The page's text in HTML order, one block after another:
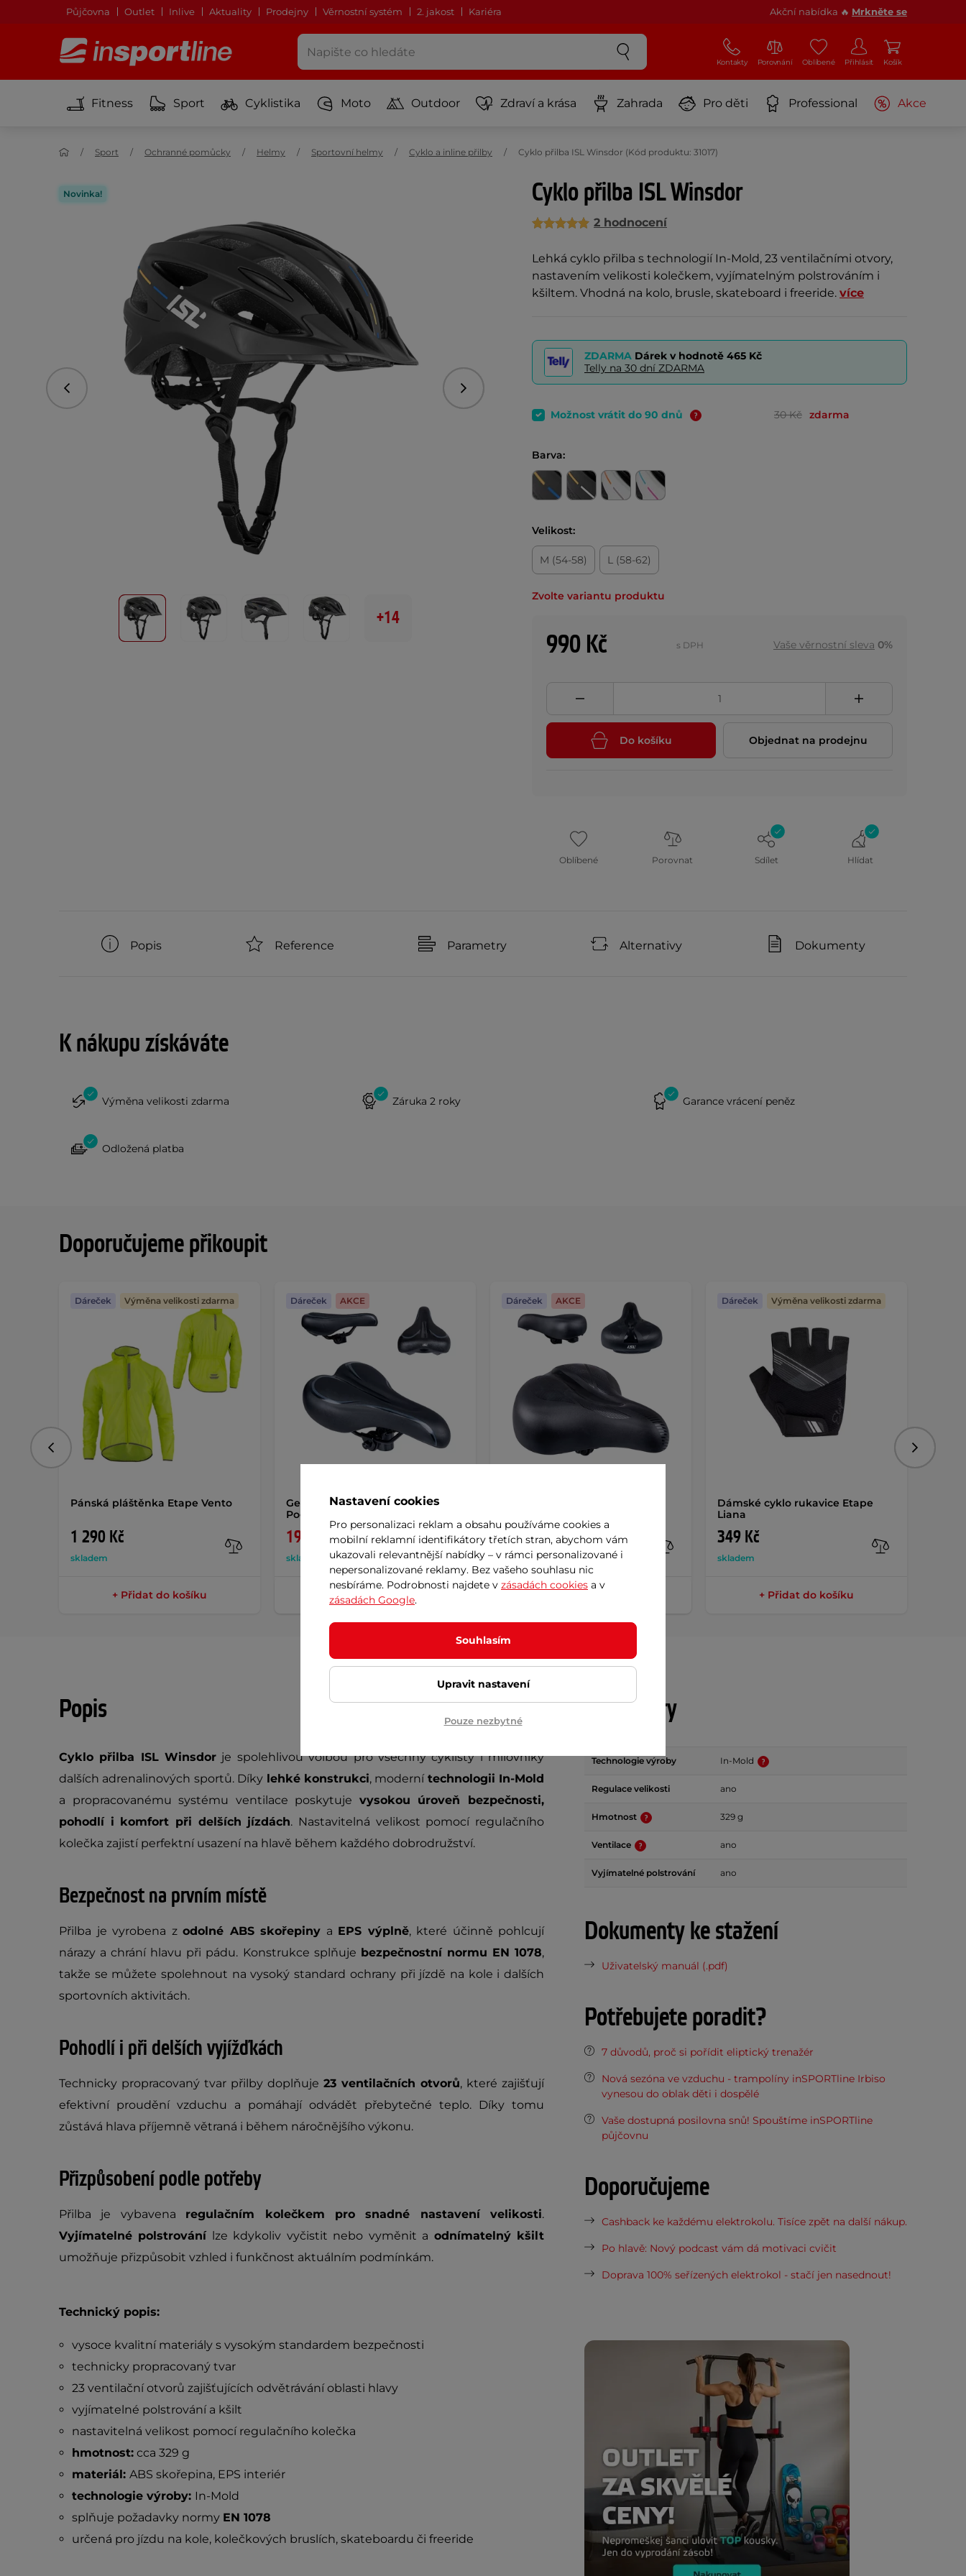
Půjčovna Outlet Inlive Aktuality Prodejny Věrnostní systém 2. jakost Kariéra Akční nabídka 🔥 Mrkněte se
Kontakty Porovnání Oblíbené Přihlásit Košík
Fitness Sport Cyklistika Moto Outdoor Zdraví a krása Zahrada Pro děti Professional Akce
Sport Ochranné pomůcky Helmy Sportovní helmy Cyklo a inline přilby Cyklo přilba ISL Winsdor (Kód produktu: 31017)
Cyklo přilba ISL Winsdor
2 hodnocení
Lehká cyklo přilba s technologií In-Mold, 23 ventilačními otvory,
nastavením velikosti kolečkem, vyjímatelným polstrováním i
kšiltem. Vhodná na kolo, brusle, skateboard i freeride. více
Novinka!
Předchozí Následující
+14
ZDARMA Dárek v hodnotě 465 Kč
Telly na 30 dní ZDARMA
Možnost vrátit do 90 dnů 30 Kč zdarma
Barva:
Velikost:
M (54-58) L (58-62)
Zvolte variantu produktu
990 Kč s DPH Vaše věrnostní sleva 0%
Do košíku Objednat na prodejnu
Oblíbené Porovnat Sdílet Hlídat
Popis Reference Parametry Alternativy Dokumenty
K nákupu získáváte
Výměna velikosti zdarma Záruka 2 roky Garance vrácení peněz
Odložená platba
Doporučujeme přikoupit
Pánská pláštěnka Etape Vento
1 290 Kč
skladem
Dáreček Výměna velikosti zdarma
+ Přidat do košíku
Gelové sedlo inSPORTline ISL
Pogata 16 cm
199 Kč 389 Kč
skladem
Dáreček AKCE
+ Přidat do košíku
289 Kč 489 Kč
skladem
Dáreček AKCE
Dámské cyklo rukavice Etape
Liana
349 Kč
skladem
Dáreček Výměna velikosti zdarma
+ Přidat do košíku
Předchozí
Popis
Cyklo přilba ISL Winsdor je spolehlivou volbou pro všechny cyklisty i milovníky
dalších adrenalinových sportů. Díky lehké konstrukci, moderní technologii In-Mold
a propracovanému systému ventilace poskytuje vysokou úroveň bezpečnosti,
pohodlí i komfort při delších jízdách. Nastavitelná velikost pomocí regulačního
kolečka zajistí perfektní usazení na hlavě během každého dobrodružství.
Bezpečnost na prvním místě
Přilba je vyrobena z odolné ABS skořepiny a EPS výplně, které účinně pohlcují
nárazy a chrání hlavu při pádu. Konstrukce splňuje bezpečnostní normu EN 1078,
takže se můžete spolehnout na vysoký standard ochrany při jízdě na kole i dalších
sportovních aktivitách.
Pohodlí i při delších vyjížďkách
Technicky propracovaný tvar přilby doplňuje 23 ventilačních otvorů, které zajišťují
efektivní proudění vzduchu a pomáhají odvádět přebytečné teplo. Díky tomu
zůstává hlava příjemně větraná i během náročnějšího výkonu.
Přizpůsobení podle potřeby
Přilba je vybavena regulačním kolečkem pro snadné nastavení velikosti.
Vyjímatelné polstrovánílze kdykoliv vyčistit nebo vyměnit a odnímatelný kšilt
umožňuje přizpůsobit vzhled i funkčnost aktuálním podmínkám.
Technický popis:
vysoce kvalitní materiály s vysokým standardem bezpečnosti
technicky propracovaný tvar
23 ventilační otvorů zajišťujících odvětrávání oblasti hlavy
vyjímatelné polstrování a kšilt
nastavitelná velikost pomocí regulačního kolečka
hmotnost:cca 329 g
materiál: ABS skořepina, EPS interiér
technologie výroby: In-Mold
splňuje požadavky normy EN 1078
určená pro jízdu na kole, kolečkových bruslích, skateboardu či freeride
Parametry
Technologie výroby In-Mold
Regulace velikosti ano
Hmotnost 329 g
Ventilace ano
Vyjímatelné polstrování ano
Dokumenty ke stažení
Uživatelský manuál (.pdf)
Potřebujete poradit?
7 důvodů, proč si pořídit eliptický trenažér
Nová sezóna ve vzduchu - trampolíny inSPORTline Irbiso
vynesou do oblak děti i dospělé
Vaše dostupná posilovna snů! Spouštíme inSPORTline
půjčovnu
Doporučujeme
Cashback ke každému elektrokolu. Tisíce zpět na další nákup.
Po hlavě: Nový podcast vám dá motivaci cvičit
Doprava 100% seřízených elektrokol - stačí jen nasednout!
Nastavení cookies
Pro personalizaci reklam a obsahu používáme cookies a
mobilní reklamní identifikátory třetích stran, abychom vám
ukazovali relevantnější nabídky – v rámci personalizované i
nepersonalizované reklamy. Bez vašeho souhlasu nic
nesbíráme. Podrobnosti najdete v zásadách cookies a v
zásadách Google.
Souhlasím
Upravit nastavení
Pouze nezbytné